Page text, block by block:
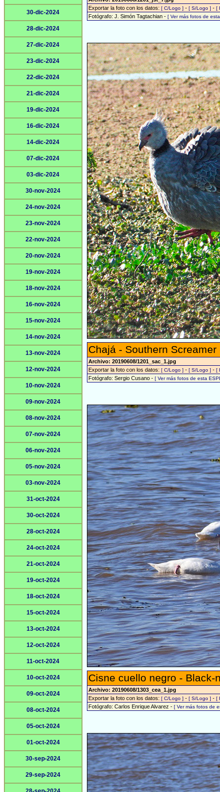
30-dic-2024
28-dic-2024
27-dic-2024
23-dic-2024
22-dic-2024
21-dic-2024
19-dic-2024
16-dic-2024
14-dic-2024
07-dic-2024
03-dic-2024
30-nov-2024
24-nov-2024
23-nov-2024
22-nov-2024
20-nov-2024
19-nov-2024
18-nov-2024
16-nov-2024
15-nov-2024
14-nov-2024
13-nov-2024
12-nov-2024
10-nov-2024
09-nov-2024
08-nov-2024
07-nov-2024
06-nov-2024
05-nov-2024
03-nov-2024
31-oct-2024
30-oct-2024
28-oct-2024
24-oct-2024
21-oct-2024
19-oct-2024
18-oct-2024
15-oct-2024
13-oct-2024
12-oct-2024
11-oct-2024
10-oct-2024
09-oct-2024
08-oct-2024
05-oct-2024
01-oct-2024
30-sep-2024
29-sep-2024
Exportar la foto con los datos: [ C/Logo ] - [ S/Logo ] - [
Fotógrafo: J. Simón Tagtachian - [ Ver más fotos de
Chajá - Southern
Archivo: 20190608/1201_sac_1.jpg
Exportar la foto con los datos: [ C/Logo ] - [ S/Logo ] - [
Fotógrafo: Sergio Cusano - [ Ver más fotos de esta
Cisne cuello negro -
Archivo: 20190608/1303_cea_1.jpg
Exportar la foto con los datos: [ C/Logo ] - [ S/Logo ] - [
Fotógrafo: Carlos Enrique Alvarez - [ Ver más fotos de